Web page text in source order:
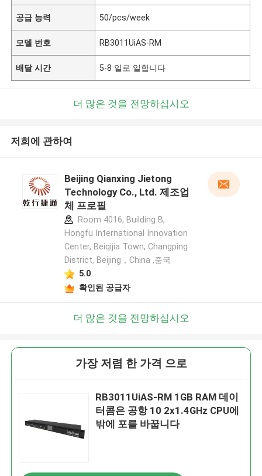
공급 능력 50/pcs/week
모델 번호 RB3011UiAS-RM
배달 시간 5-8 일로 일합니다
더 많은 것을 전망하십시오
저희에 관하여
Beijing Qianxing Jietong
Technology Co., Ltd. 제조업
체 프로필
Room 4016, Building B,
Hongfu International Innovation
Center, Beiqijia Town, Changping
District, Beijing，China ,중국
5.0
확인된 공급자
더 많은 것을 전망하십시오
가장 저렴 한 가격 으로
RB3011UiAS-RM 1GB RAM 데이
터콤은 공항 10 2x1.4GHz CPU에
밖에 포를 바꿉니다